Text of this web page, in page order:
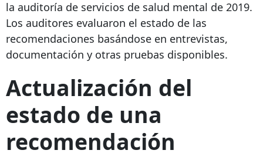
la auditoría de servicios de salud mental de 2019.
Los auditores evaluaron el estado de las
recomendaciones basándose en entrevistas,
documentación y otras pruebas disponibles.
Actualización del
estado de una
recomendación